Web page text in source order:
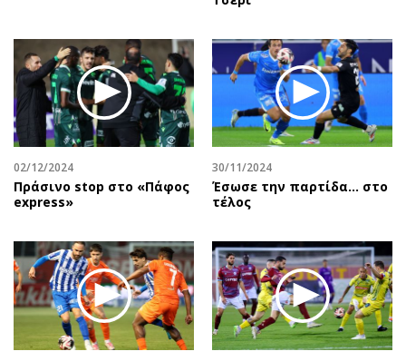
02/12/2024
Πράσινο stop στο «Πάφος
express»
30/11/2024
Έσωσε την παρτίδα… στο
τέλος